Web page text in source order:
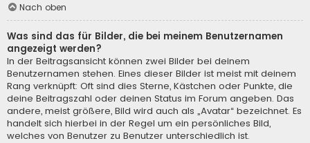
Nach oben
Was sind das für Bilder, die bei meinem Benutzernamen
angezeigt werden?
In der Beitragsansicht können zwei Bilder bei deinem
Benutzernamen stehen. Eines dieser Bilder ist meist mit deinem
Rang verknüpft: Oft sind dies Sterne, Kästchen oder Punkte, die
deine Beitragszahl oder deinen Status im Forum angeben. Das
andere, meist größere, Bild wird auch als „Avatar“ bezeichnet. Es
handelt sich hierbei in der Regel um ein persönliches Bild,
welches von Benutzer zu Benutzer unterschiedlich ist.